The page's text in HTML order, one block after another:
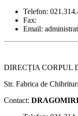
Telefon:
Fax:
Email:
DIRECȚIA CORPUL
Str. Fabrica de
Contact: